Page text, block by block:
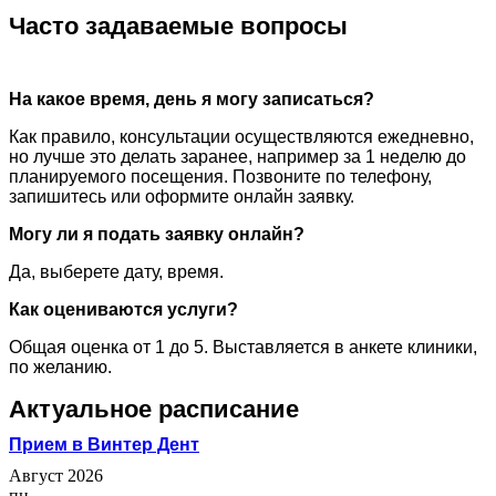
Часто задаваемые вопросы
На какое время, день я могу записаться?
Как правило, консультации осуществляются ежедневно,
но лучше это делать заранее, например за 1 неделю до
планируемого посещения. Позвоните по телефону,
запишитесь или оформите онлайн заявку.
Могу ли я подать заявку онлайн?
Да, выберете дату, время.
Как оцениваются услуги?
Общая оценка от 1 до 5. Выставляется в анкете клиники,
по желанию.
Актуальное расписание
Прием в Винтер Дент
Август 2026